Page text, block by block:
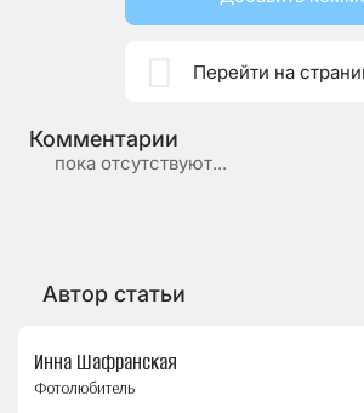
Перейти на
Комментарии
пока отсутствуют...
Автор статьи
Инна Шафранская
Фотолюбитель